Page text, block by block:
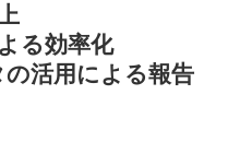
る効率化
活用による報告